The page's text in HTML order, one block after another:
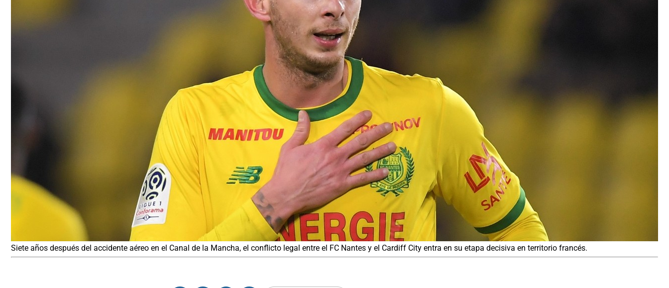
Siete años después del accidente aéreo en el Canal de la Mancha, el conflicto legal entre el FC Nantes y el Cardiff City entra en su etapa decisiva en territorio francés.